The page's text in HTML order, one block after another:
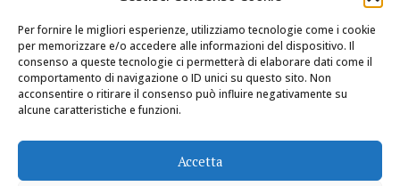
Per fornire le migliori esperienze, utilizziamo tecnologie come i cookie
per memorizzare e/o accedere alle informazioni del dispositivo. Il
consenso a queste tecnologie ci permetterà di elaborare dati come il
comportamento di navigazione o ID unici su questo sito. Non
acconsentire o ritirare il consenso può influire negativamente su
alcune caratteristiche e funzioni.
Accetta